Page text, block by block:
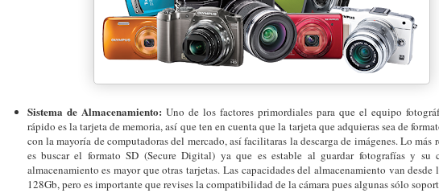
Sistema de Almacenamiento: Uno de los factores primordiales para que el equipo
rápido es la tarjeta de memoria, así que ten en cuenta que la tarjeta que adquieras sea de
con la mayoría de computadoras del mercado, así facilitaras la descarga de imágenes. Lo más
es buscar el formato SD (Secure Digital) ya que es estable al guardar fotografías y su
almacenamiento es mayor que otras tarjetas. Las capacidades del almacenamiento van desde
128Gb, pero es importante que revises la compatibilidad de la cámara pues algunas sólo